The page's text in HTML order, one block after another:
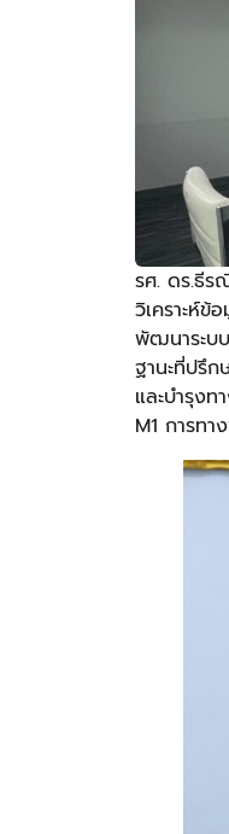
รศ. ดร.ธีร
วิเคราะห์ข้
พัฒนาระบ
ฐานะที่ปรึ
และบำรุง
M1 การท